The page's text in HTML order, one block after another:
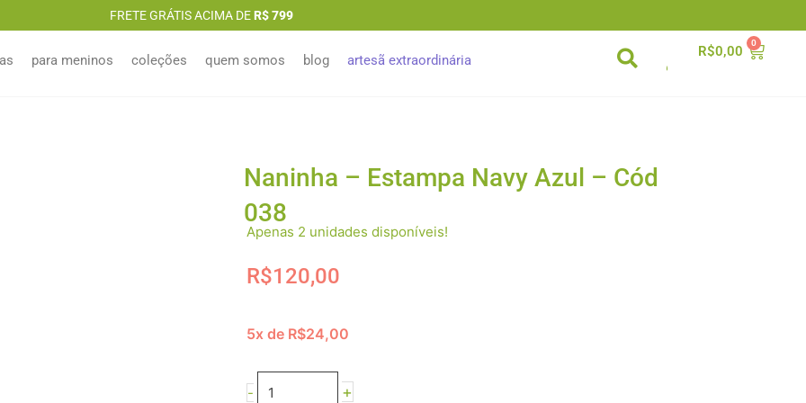
FRETE GRÁTIS ACIMA DER$ 799
para meninos coleções quem somos blog artesã extraordinária
R$0,00 0
Naninha – Estampa Navy Azul – Cód
038
Apenas 2 unidades disponíveis!
R$120,00
5x de R$24,00
-
-
+